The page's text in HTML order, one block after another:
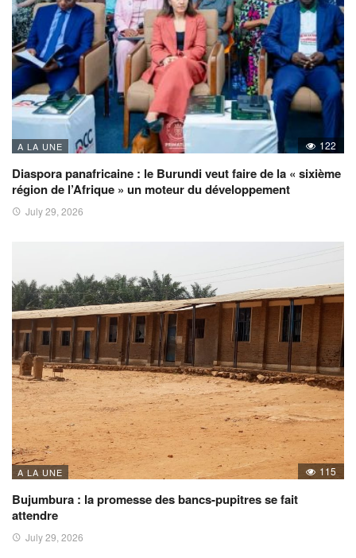
A LA UNE 122
Diaspora panafricaine : le Burundi veut faire de la « sixième
région de l’Afrique » un moteur du développement
July 29, 2026
A LA UNE 115
Bujumbura : la promesse des bancs-pupitres se fait
attendre
July 29, 2026